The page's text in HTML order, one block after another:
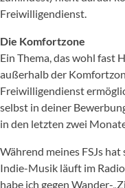
Freiwilligendienst.
Die Komfortzone
Ein Thema, das wohl fast
außerhalb der
Freiwilligendienst
selbst in deiner
in den letzten zwei
Während meines FSJs
Indie-Musik läuft im
habe ich gegen Wander-